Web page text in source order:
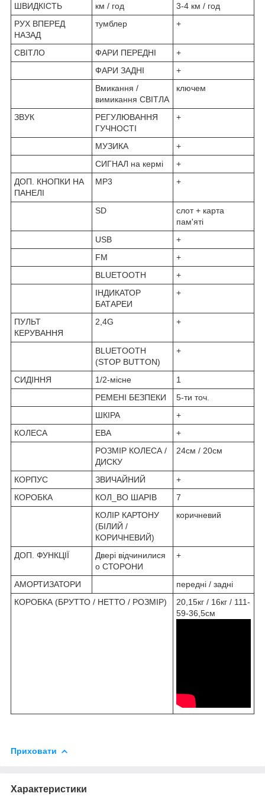
ШВИДКІСТЬ
км / год
3-4 км / год
РУХ ВПЕРЕД
НАЗАД
тумблер +
СВІТЛО ФАРИ ПЕРЕДНІ
+
ФАРИ ЗАДНІ
+
Вмикання /
вимикання СВІТЛА
ключем
ЗВУК
РЕГУЛЮВАННЯ
ГУЧНОСТІ
+
МУЗИКА
+
СИГНАЛ на кермі
+
ДОП. КНОПКИ НА
ПАНЕЛІ
MP3 +
SD
слот + карта
пам'яті
USB
+
FM
+
BLUETOOTH
+
ІНДИКАТОР
БАТАРЕИ
+
ПУЛЬТ
КЕРУВАННЯ
2,4G +
BLUETOOTH
(STOP BUTTON)
+
СИДІННЯ 1/2-місне
1
РЕМЕНІ БЕЗПЕКИ
5-ти точ.
ШКІРА
+
КОЛЕСА
ЕВА
+
РОЗМІР КОЛЕСА /
ДИСКУ
24см / 20см
КОРПУС ЗВИЧАЙНИЙ
+
КОРОБКА
КОЛ_ВО ШАРІВ
7
КОЛІР КАРТОНУ
(БІЛИЙ /
КОРИЧНЕВИЙ)
коричневий
ДОП. ФУНКЦІЇ
Двері відчинилися
о СТОРОНИ
+
АМОРТИЗАТОРИ
передні / задні
КОРОБКА (БРУТТО / НЕТТО / РОЗМІР)
20,15кг / 16кг / 111-
59-36,5см
Приховати
Характеристики